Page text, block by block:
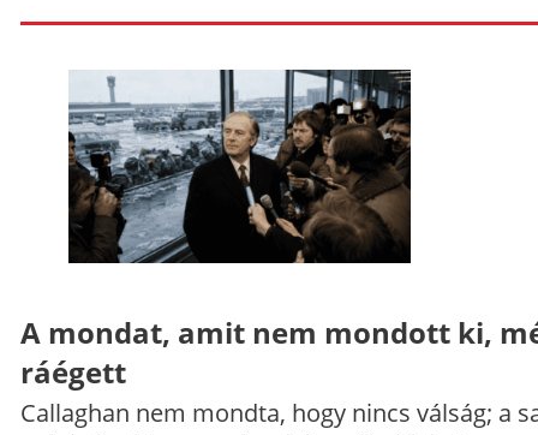
A mondat, amit nem mondott ki,
ráégett
Callaghan nem mondta, hogy nincs válság; a